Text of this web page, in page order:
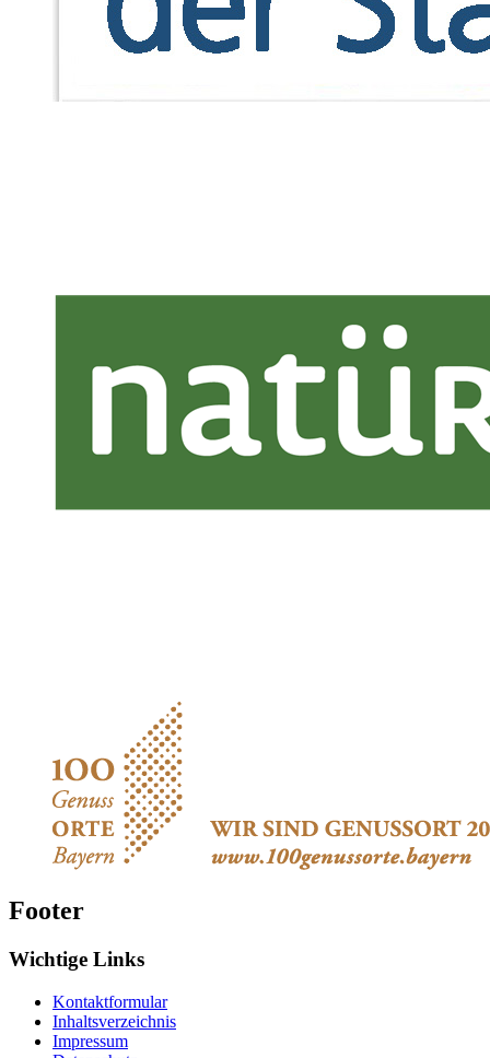
Footer
Wichtige Links
Kontaktformular
Inhaltsverzeichnis
Impressum